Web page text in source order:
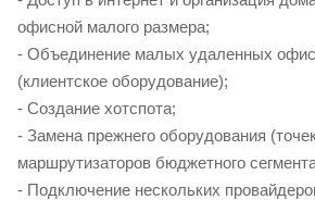
офисной малого размера;
- Объединение малых удаленных
(клиентское оборудование);
- Создание хотспота;
- Замена прежнего оборудования
маршрутизаторов бюджетного
- Подключение нескольких